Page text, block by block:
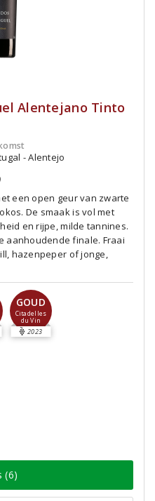
Alentejano Tinto
- Alentejo
een open geur van zwarte
De smaak is vol met
en rijpe, milde tannines.
aanhoudende finale. Fraai
hazenpeper of jonge,
GOUD
Citadelles
du Vin
2023
(6)